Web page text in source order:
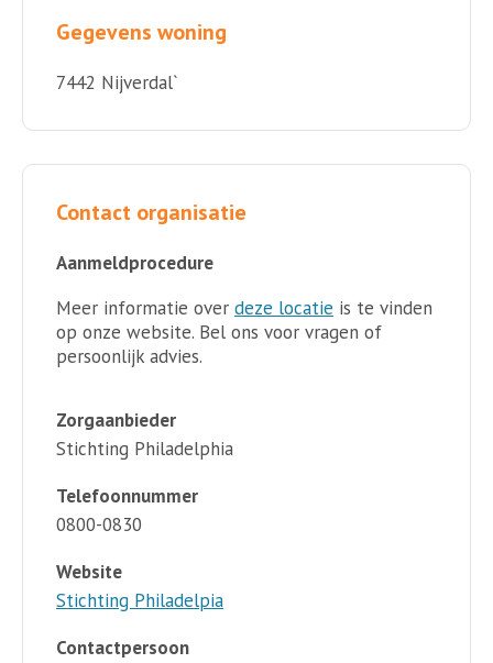
Gegevens woning
7442 Nijverdal`
Contact organisatie
Aanmeldprocedure
Meer informatie over deze locatie is te vinden
op onze website. Bel ons voor vragen of
persoonlijk advies.
Zorgaanbieder
Stichting Philadelphia
Telefoonnummer
0800-0830
Website
Stichting Philadelpia
Contactpersoon